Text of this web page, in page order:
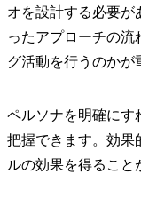
オを設計する必要が
ったアプローチの流
グ活動を行うのかが
ペルソナを明確にす
把握できます。効果
ルの効果を得ること